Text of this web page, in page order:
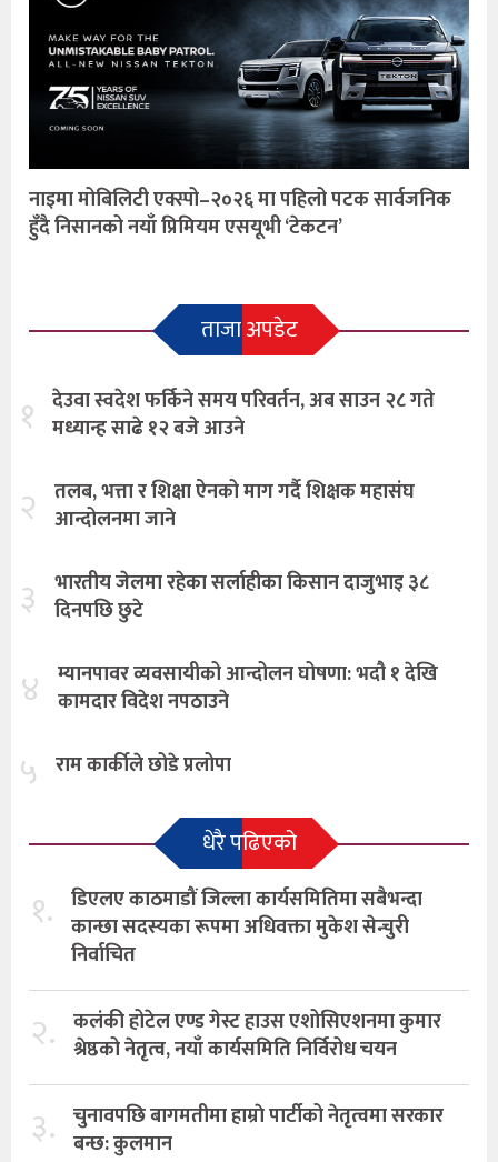
नाइमा मोबिलिटी एक्स्पो–२०२६ मा पहिलो पटक सार्वजनिक
हुँदै निसानको नयाँ प्रिमियम एसयूभी ‘टेकटन’
ताजा अपडेट
१ देउवा स्वदेश फर्किने समय परिवर्तन, अब साउन २८ गते
मध्यान्ह साढे १२ बजे आउने
२ तलब, भत्ता र शिक्षा ऐनको माग गर्दै शिक्षक महासंघ
आन्दोलनमा जाने
३ भारतीय जेलमा रहेका सर्लाहीका किसान दाजुभाइ ३८
दिनपछि छुटे
४ म्यानपावर व्यवसायीको आन्दोलन घोषणा: भदौ १ देखि
कामदार विदेश नपठाउने
५ राम कार्कीले छोडे प्रलोपा
धेरै पढिएको
१. डिएलए काठमाडौं जिल्ला कार्यसमितिमा सबैभन्दा
कान्छा सदस्यका रूपमा अधिवक्ता मुकेश सेन्चुरी
निर्वाचित
२. कलंकी होटेल एण्ड गेस्ट हाउस एशोसिएशनमा कुमार
श्रेष्ठको नेतृत्व, नयाँ कार्यसमिति निर्विरोध चयन
३. चुनावपछि बागमतीमा हाम्राे पार्टीको नेतृत्वमा सरकार
बन्छ: कुलमान